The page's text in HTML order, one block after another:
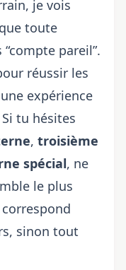
je vois
toute
pareil”.
réussir les
expérience
tu hésites
, troisième
spécial, ne
le plus
sinon tout